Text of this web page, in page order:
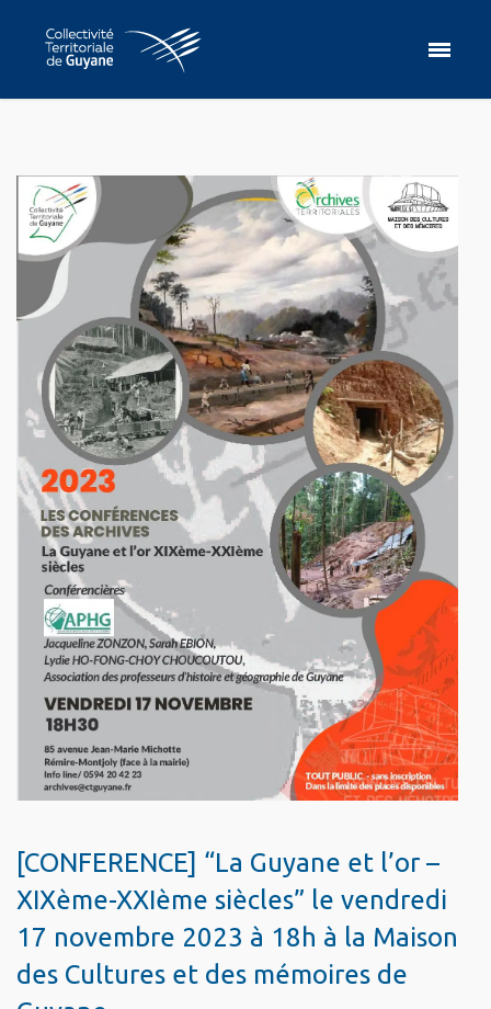
[CONFERENCE] “La Guyane et l’or –
XIXème-XXIème siècles” le vendredi
17 novembre 2023 à 18h à la Maison
des Cultures et des mémoires de